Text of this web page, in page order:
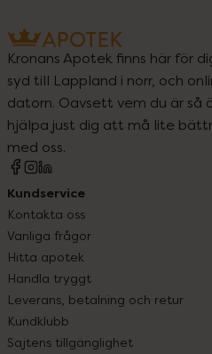
Kronans Apotek finns här för
syd till Lappland i norr, och
datorn. Oavsett vem du är
hjälpa just dig att må lite
med oss.
Kundservice
Kontakta oss
Vanliga frågor
Hitta apotek
Handla tryggt
Leverans, betalning och retur
Kundklubb
Sajtens tillgänglighet